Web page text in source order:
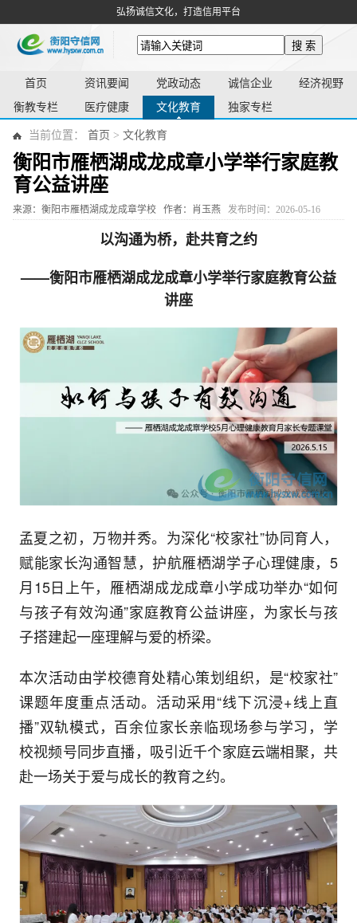
弘扬诚信文化，打造信用平台
搜 索
首页 资讯要闻 党政动态 诚信企业 经济视野
衡教专栏 医疗健康 文化教育 独家专栏
当前位置： 首页 > 文化教育
衡阳市雁栖湖成龙成章小学举行家庭教
育公益讲座
来源：衡阳市雁栖湖成龙成章学校 作者：肖玉燕 发布时间：2026-05-16
以沟通为桥，赴共育之约
——衡阳市雁栖湖成龙成章小学举行家庭教育公益
讲座
孟夏之初，万物并秀。为深化“校家社”协同育人，
赋能家长沟通智慧，护航雁栖湖学子心理健康，5
月15日上午，雁栖湖成龙成章小学成功举办“如何
与孩子有效沟通”家庭教育公益讲座，为家长与孩
子搭建起一座理解与爱的桥梁。
本次活动由学校德育处精心策划组织，是“校家社”
课题年度重点活动。活动采用“线下沉浸+线上直
播”双轨模式，百余位家长亲临现场参与学习，学
校视频号同步直播，吸引近千个家庭云端相聚，共
赴一场关于爱与成长的教育之约。